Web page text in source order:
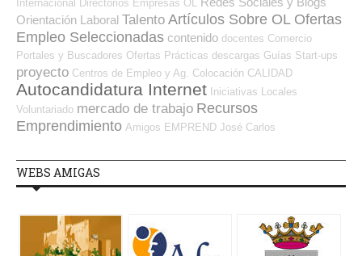
Internacional Directorios Empresas OL
Orientación Laboral Talento Artículos Sobre OL Ofertas
Empleo Seleccionadas contenido docentes Comercio
Portales y Buscadores Ofertas Prácticas descargas Guías Start-ups
proyecto Centros de Empleo y Ag. Colocación CALIDAD
Autocandidatura Internet Iniciativas Locales
Voluntariado mercado de trabajo Recursos
Emprendimiento Amigos EMPREND José Carlos
WEBS AMIGAS